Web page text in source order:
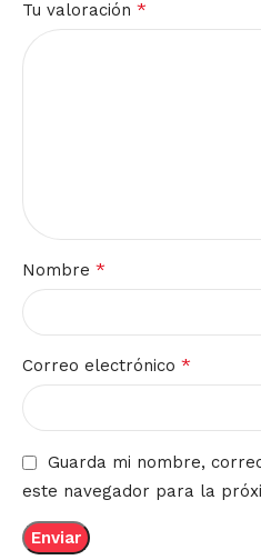
Tu valoración *
Nombre *
Correo electrónico *
Guarda mi nombre,
este navegador para la